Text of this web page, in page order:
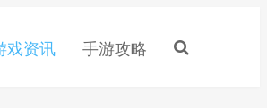
戏资讯 手游攻略